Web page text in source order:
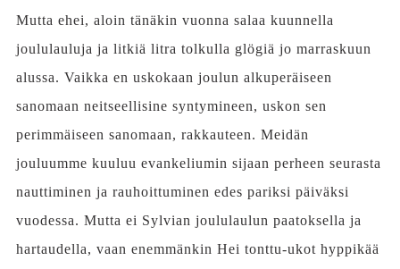
Mutta ehei, aloin tänäkin vuonna salaa kuunnella
joululauluja ja litkiä litra tolkulla glögiä jo marraskuun
alussa. Vaikka en uskokaan joulun alkuperäiseen
sanomaan neitseellisine syntymineen, uskon sen
perimmäiseen sanomaan, rakkauteen. Meidän
jouluumme kuuluu evankeliumin sijaan perheen seurasta
nauttiminen ja rauhoittuminen edes pariksi päiväksi
vuodessa. Mutta ei Sylvian joululaulun paatoksella ja
hartaudella, vaan enemmänkin Hei tonttu-ukot hyppikää